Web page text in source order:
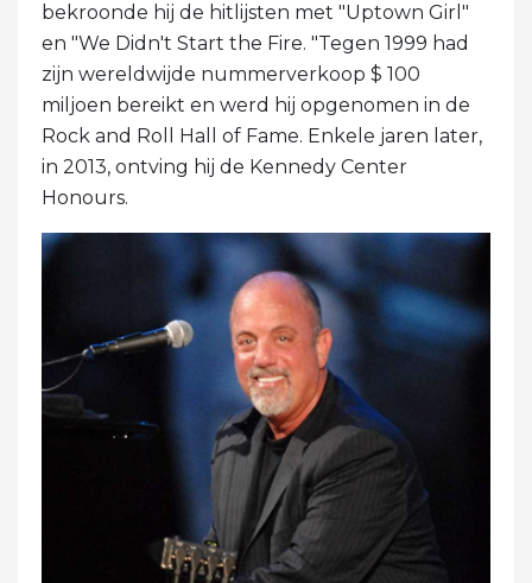
bekroonde hij de hitlijsten met "Uptown Girl"
en "We Didn't Start the Fire. "Tegen 1999 had
zijn wereldwijde nummerverkoop $ 100
miljoen bereikt en werd hij opgenomen in de
Rock and Roll Hall of Fame. Enkele jaren later,
in 2013, ontving hij de Kennedy Center
Honours.